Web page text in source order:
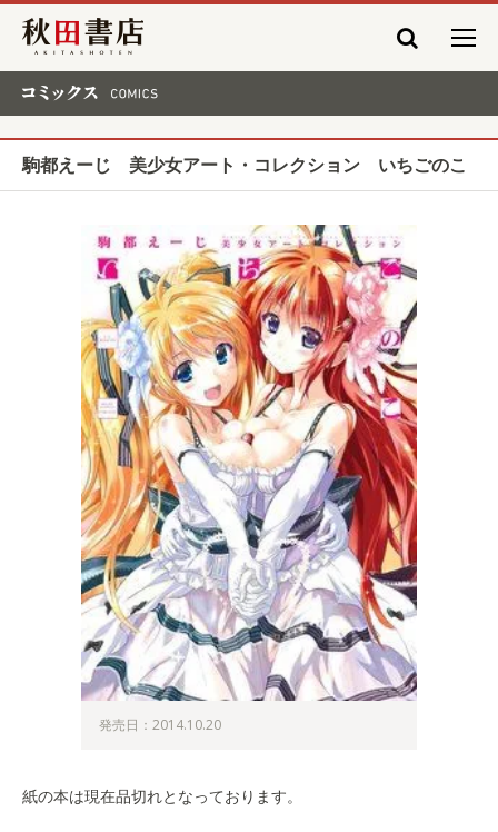
秋田書店
駒都えーじ 美少女アート・コレクション いちごのこ
発売日：2014.10.20
紙の本は現在品切れとなっております。